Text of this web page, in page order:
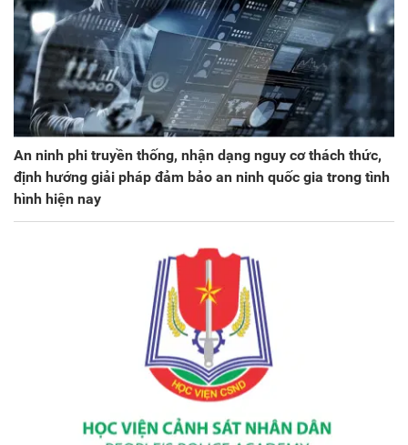
An ninh phi truyền thống, nhận dạng nguy cơ thách thức,
định hướng giải pháp đảm bảo an ninh quốc gia trong tình
hình hiện nay